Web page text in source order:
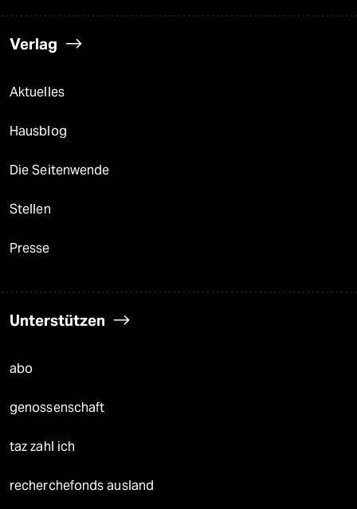
Verlag
Aktuelles
Hausblog
Die Seitenwende
Stellen
Presse
Unterstützen
abo
genossenschaft
taz zahl ich
recherchefonds ausland